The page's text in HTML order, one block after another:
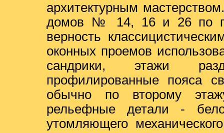
архитектурным
домов № 14, 16 и 26 по
верность
оконных проемов
сандрики, этажи
профилированные пояса
обычно по второму
рельефные детали -
утомляющего